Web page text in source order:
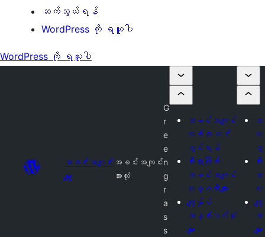
ဆက်သွယ်ရန်
WordPress ကို ရယူပါ
WordPress ကို ရယူပါ
အခင်းအကျင်း
များ
အခင်းအကျင်း
အားလုံး
G
r
e
e
n
g
r
a
s
s
အခင်းအကျင်း
တစ်ခု တင်
သွင်းရန်
စီးပွားဖြစ်
အခင်းအကျင်း
ကုမ္ပဏီများ
ကျွန်ုပ်
အနှစ်သက်ဆုံး
များ
အ
သွ
စီ
အ
ကု
က
များ